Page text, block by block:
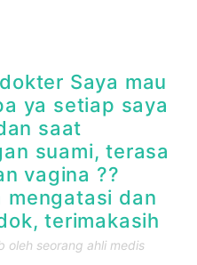
Saya mau
ya setiap saya
saat
suami, terasa
vagina ??
mengatasi dan
terimakasih
oleh seorang ahli medis